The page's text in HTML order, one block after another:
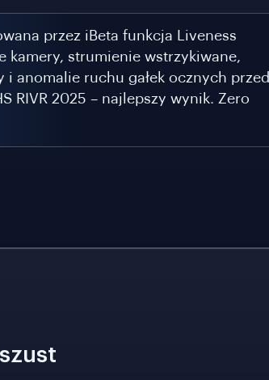
przez iBeta funkcja Liveness
kamery, strumienie wstrzykiwane,
anomalie ruchu gałek ocznych przed
RIVR 2025 – najlepszy wynik. Zero